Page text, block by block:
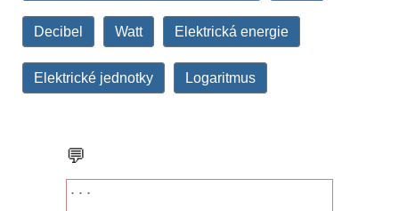
Decibel Watt Elektrická energie
Elektrické jednotky Logaritmus
💬